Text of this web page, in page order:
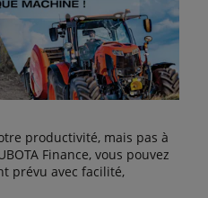
productivité, mais pas à
Finance, vous pouvez
prévu avec facilité,